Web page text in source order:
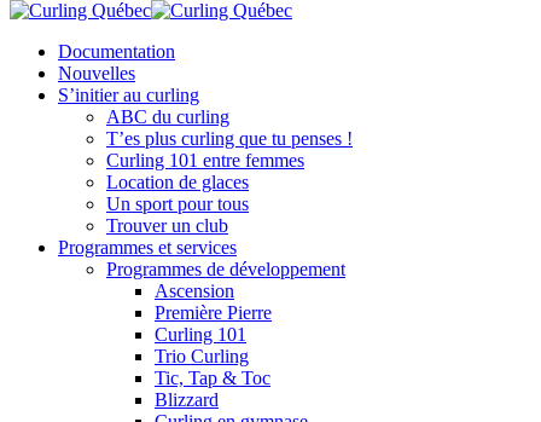
Documentation
Nouvelles
S’initier au curling
ABC du curling
T’es plus curling que tu penses !
Curling 101 entre femmes
Location de glaces
Un sport pour tous
Trouver un club
Programmes et services
Programmes de développement
Ascension
Première Pierre
Curling 101
Trio Curling
Tic, Tap & Toc
Blizzard